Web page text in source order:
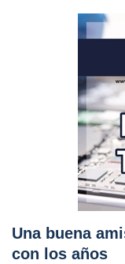
Una buena
con los años